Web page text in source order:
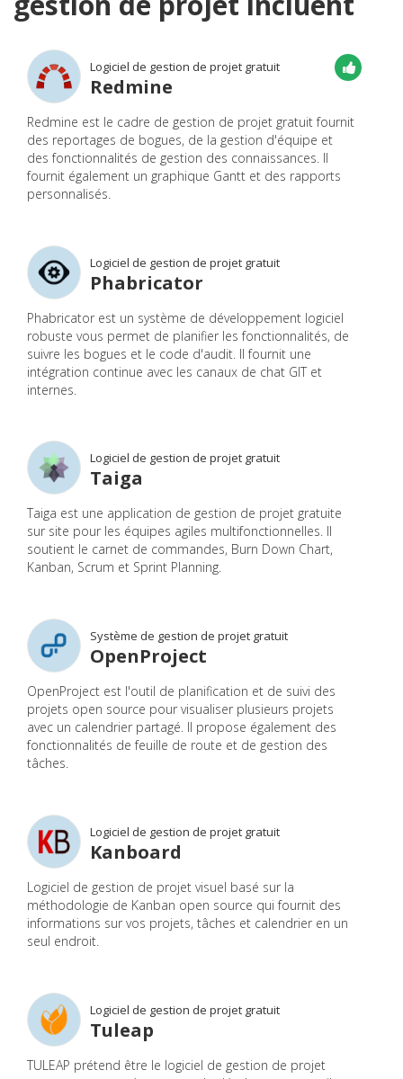
Logiciel de gestion de projet gratuit
Redmine
Redmine est le cadre de gestion de projet gratuit fournit
des reportages de bogues, de la gestion d'équipe et
des fonctionnalités de gestion des connaissances. Il
fournit également un graphique Gantt et des rapports
personnalisés.
Logiciel de gestion de projet gratuit
Phabricator
Phabricator est un système de développement logiciel
robuste vous permet de planifier les fonctionnalités, de
suivre les bogues et le code d'audit. Il fournit une
intégration continue avec les canaux de chat GIT et
internes.
Logiciel de gestion de projet gratuit
Taiga
Taiga est une application de gestion de projet gratuite
sur site pour les équipes agiles multifonctionnelles. Il
soutient le carnet de commandes, Burn Down Chart,
Kanban, Scrum et Sprint Planning.
Système de gestion de projet gratuit
OpenProject
OpenProject est l'outil de planification et de suivi des
projets open source pour visualiser plusieurs projets
avec un calendrier partagé. Il propose également des
fonctionnalités de feuille de route et de gestion des
tâches.
Logiciel de gestion de projet gratuit
Kanboard
Logiciel de gestion de projet visuel basé sur la
méthodologie de Kanban open source qui fournit des
informations sur vos projets, tâches et calendrier en un
seul endroit.
Logiciel de gestion de projet gratuit
Tuleap
TULEAP prétend être le logiciel de gestion de projet